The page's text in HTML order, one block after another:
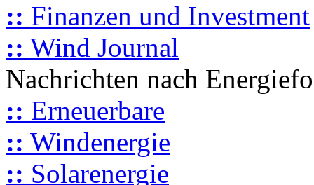
:: Finanzen und Investment
:: Wind Journal
Nachrichten nach
:: Erneuerbare
:: Windenergie
:: Solarenergie